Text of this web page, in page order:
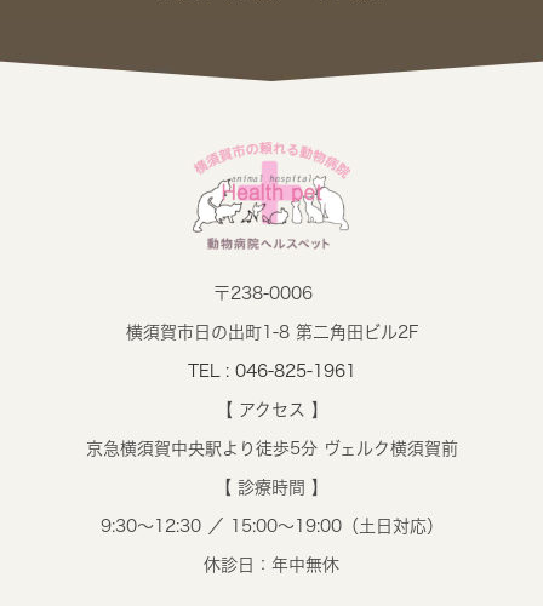
〒238-0006
横須賀市日の出町1-8 第二角田ビル2F
TEL : 046-825-1961
【 アクセス 】
京急横須賀中央駅より徒歩5分 ヴェルク横須賀前
【 診療時間 】
9:30～12:30 ／ 15:00～19:00（土日対応）
休診日：年中無休